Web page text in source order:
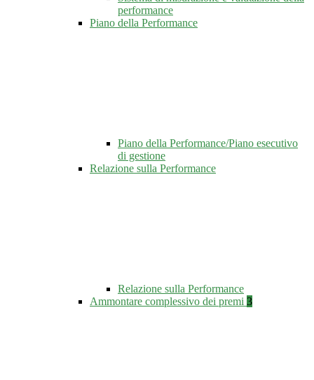
performance
Piano della Performance
Piano della Performance/Piano esecutivo
di gestione
Relazione sulla Performance
Relazione sulla Performance
Ammontare complessivo dei premi 3